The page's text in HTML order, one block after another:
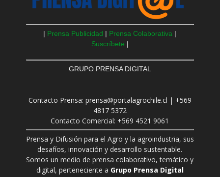
| Prensa Publicidad | Prensa Colaborativa |
Suscríbete |
GRUPO PRENSA DIGITAL
Contacto Prensa: prensa@portalagrochile.cl | +569
4817 5372
Contacto Comercial: +569 4521 9061
Prensa y Difusión para el Agro y la agroindustria, sus
desafíos, innovación y desarrollo sustentable.
Somos un medio de prensa colaborativo, temático y
digital, perteneciente a Grupo Prensa Digital